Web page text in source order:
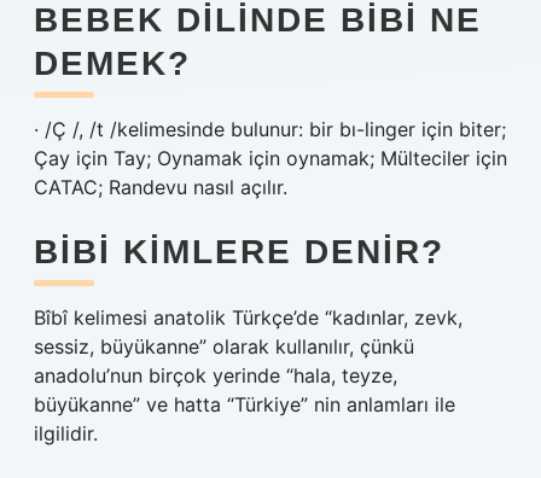
BEBEK DILINDE BIBI NE
DEMEK?
· /Ç /, /t /kelimesinde bulunur: bir bı-linger için biter;
Çay için Tay; Oynamak için oynamak; Mülteciler için
CATAC; Randevu nasıl açılır.
BIBI KIMLERE DENIR?
Bîbî kelimesi anatolik Türkçe’de “kadınlar, zevk,
sessiz, büyükanne” olarak kullanılır, çünkü
anadolu’nun birçok yerinde “hala, teyze,
büyükanne” ve hatta “Türkiye” nin anlamları ile
ilgilidir.